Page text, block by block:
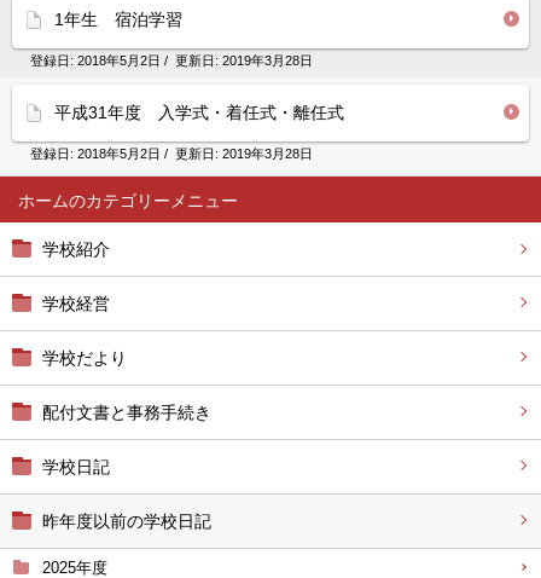
ホーム
学校紹介
学校経営
学校だより
配付文書と事務手続き
学校日記
昨年度以前の学校日記
2025年度
1年生 宿泊学習
登録日: 2018年5月2日 / 更新日: 2019年3月28日
平成31年度 入学式・着任式・離任式
登録日: 2018年5月2日 / 更新日: 2019年3月28日